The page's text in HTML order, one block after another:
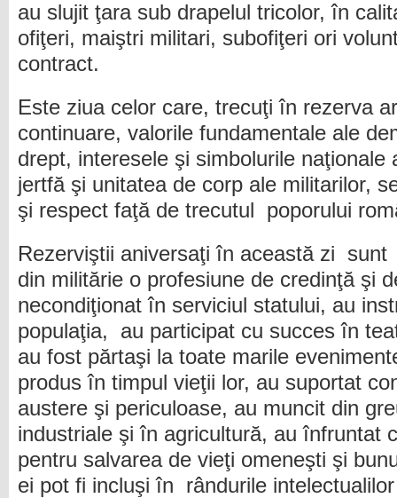
au slujit ţara sub drapelul tricolor, în
ofiţeri, maiştri militari, subofiţeri ori
contract.
Este ziua celor care, trecuţi în rezerva
continuare, valorile fundamentale ale
drept, interesele şi simbolurile naţionale
jertfă şi unitatea de corp ale militarilor,
şi respect faţă de trecutul poporului
Rezerviştii aniversaţi în această zi
din militărie o profesiune de credinţă şi
necondiţionat în serviciul statului, au
populaţia, au participat cu succes în
au fost părtaşi la toate marile
produs în timpul vieţii lor, au suportat
austere şi periculoase, au muncit din
industriale şi în agricultură, au înfruntat
pentru salvarea de vieţi omeneşti şi
ei pot fi incluşi în rândurile